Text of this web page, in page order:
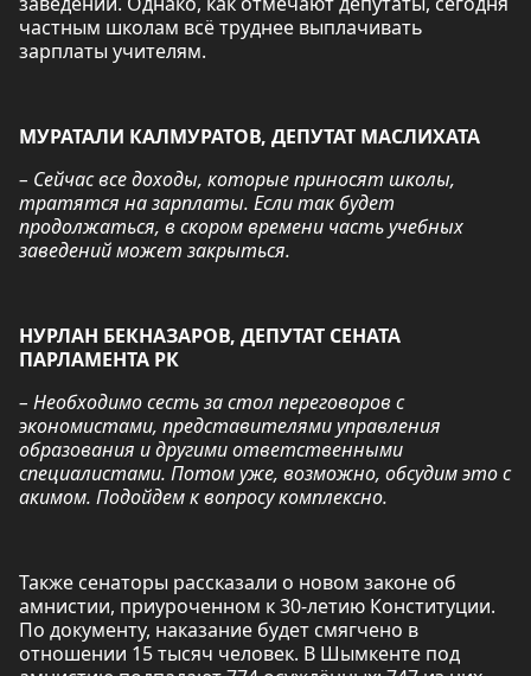
частным школам всё труднее выплачивать
зарплаты учителям.
МУРАТАЛИ КАЛМУРАТОВ, ДЕПУТАТ МАСЛИХАТА
– Сейчас все доходы, которые приносят школы,
тратятся на зарплаты. Если так будет
продолжаться, в скором времени часть учебных
заведений может закрыться.
НУРЛАН БЕКНАЗАРОВ, ДЕПУТАТ СЕНАТА
ПАРЛАМЕНТА РК
– Необходимо сесть за стол переговоров с
экономистами, представителями управления
образования и другими ответственными
специалистами. Потом уже, возможно, обсудим это с
акимом. Подойдем к вопросу комплексно.
Также сенаторы рассказали о новом законе об
амнистии, приуроченном к 30-летию Конституции.
По документу, наказание будет смягчено в
отношении 15 тысяч человек. В Шымкенте под